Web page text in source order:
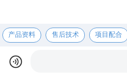
产品资料 售后技术 项目配合